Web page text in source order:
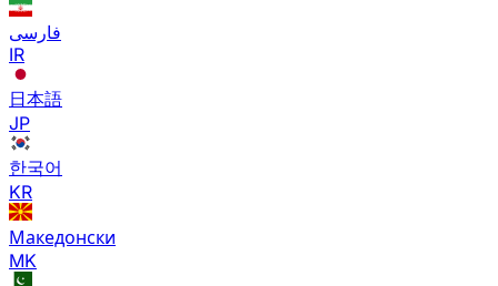
فارسی
IR
日本語
JP
한국어
KR
Македонски
MK